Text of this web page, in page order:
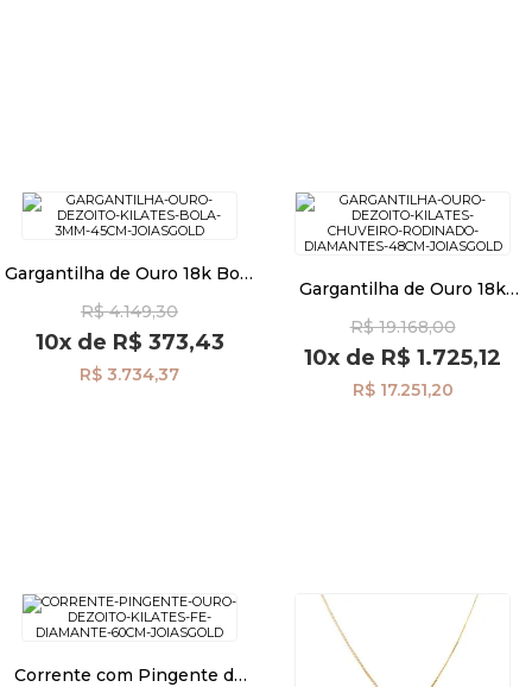
Gargantilha de Ouro 18k Bola
R$ 4.149,30
10xde R$ 373,43
R$ 3.734,37
Gargantilha de Ouro 18k
Diamantes de 48cm ga03901
R$ 19.168,00
10x de R$ 1.725,12
R$ 17.251,20
Corrente com Pingente de